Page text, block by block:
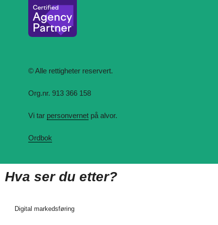
© Alle rettigheter reservert.
Org.nr. 913 366 158
Vi tar personvernet på alvor.
Ordbok
Hva ser du etter?
Digital markedsføring